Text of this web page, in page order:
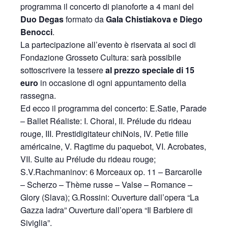
programma il concerto di pianoforte a 4 mani del
Duo Degasformato daGala Chistiakova e Diego
Benocci.
La partecipazione all’evento è riservata ai soci di
Fondazione Grosseto Cultura: sarà possibile
sottoscrivere la tessereal prezzo speciale di 15
euro in occasione di ogni appuntamento della
rassegna.
Ed ecco il programma del concerto: E.Satie, Parade
– Ballet Réaliste: I. Choral, II. Prélude du rideau
rouge, III. Prestidigitateur chiNois, IV. Petie fille
américaine, V. Ragtime du paquebot, VI. Acrobates,
VII. Suite au Prélude du rideau rouge;
S.V.Rachmaninov: 6 Morceaux op. 11 – Barcarolle
– Scherzo – Thème russe – Valse – Romance –
Glory (Slava); G.Rossini: Ouverture dall’opera “La
Gazza ladra” Ouverture dall’opera “Il Barbiere di
Siviglia”.